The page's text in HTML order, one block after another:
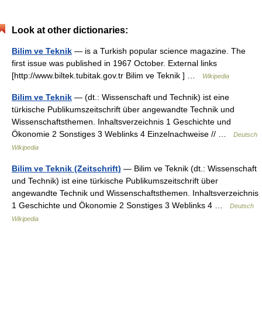
Look at other dictionaries:
Bilim ve Teknik — is a Turkish popular science magazine. The
first issue was published in 1967 October. External links
[http://www.biltek.tubitak.gov.tr Bilim ve Teknik ] …
Wikipedia
Bilim ve Teknik — (dt.: Wissenschaft und Technik) ist eine
türkische Publikumszeitschrift über angewandte Technik und
Wissenschaftsthemen. Inhaltsverzeichnis 1 Geschichte und
Ökonomie 2 Sonstiges 3 Weblinks 4 Einzelnachweise // …
Deutsch
Wikipedia
Bilim ve Teknik (Zeitschrift) — Bilim ve Teknik (dt.: Wissenschaft
und Technik) ist eine türkische Publikumszeitschrift über
angewandte Technik und Wissenschaftsthemen. Inhaltsverzeichnis
1 Geschichte und Ökonomie 2 Sonstiges 3 Weblinks 4 …
Deutsch
Wikipedia